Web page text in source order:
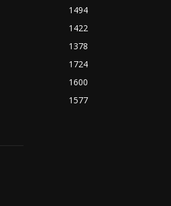
1494
1422
1378
1724
1600
1577